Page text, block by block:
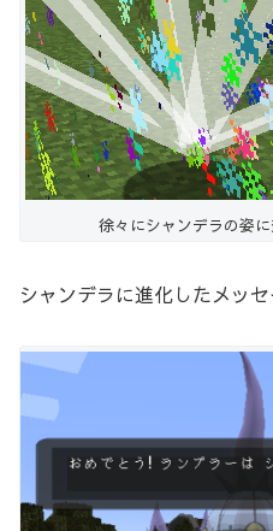
徐々にシャンデラの姿
シャンデラに進化したメッセ